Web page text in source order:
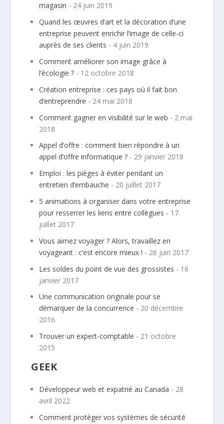
magasin - 24 juin 2019
Quand les œuvres d’art et la décoration d’une
entreprise peuvent enrichir l’image de celle-ci
auprès de ses clients - 4 juin 2019
Comment améliorer son image grâce à
l’écologie ? - 12 octobre 2018
Création entreprise : ces pays où il fait bon
d’entreprendre - 24 mai 2018
Comment gagner en visibilité sur le web - 2 mai
2018
Appel d’offre : comment bien répondre à un
appel d’offre informatique ? - 29 janvier 2018
Emploi : les pièges à éviter pendant un
entretien d’embauche - 20 juillet 2017
5 animations à organiser dans votre entreprise
pour resserrer les liens entre collègues - 17
juillet 2017
Vous aimez voyager ? Alors, travaillez en
voyageant : c’est encore mieux ! - 26 juin 2017
Les soldes du point de vue des grossistes - 16
janvier 2017
Une communication originale pour se
démarquer de la concurrence - 20 décembre
2016
Trouver un expert-comptable - 21 octobre
2015
GEEK
Développeur web et expatrié au Canada - 28
avril 2022
Comment protéger vos systèmes de sécurité